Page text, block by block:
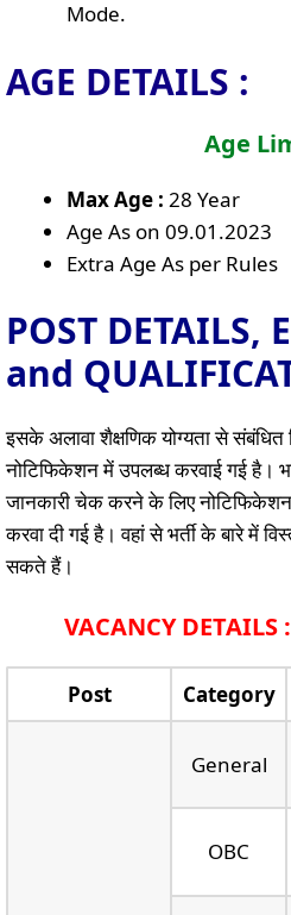
Mode.
AGE DETAILS :
Age
Max Age : 28 Year
Age As on 09.01.2023
Extra Age As per Rules
POST DETAILS,
and
इसके अलावा शैक्षणिक योग्यता से
नोटिफिकेशन में उपलब्ध करवाई गई है।
जानकारी चेक करने के लिए
करवा दी गई है। वहां से भर्ती के बारे में
सकते हैं।
VACANCY
Post Category
General
OBC